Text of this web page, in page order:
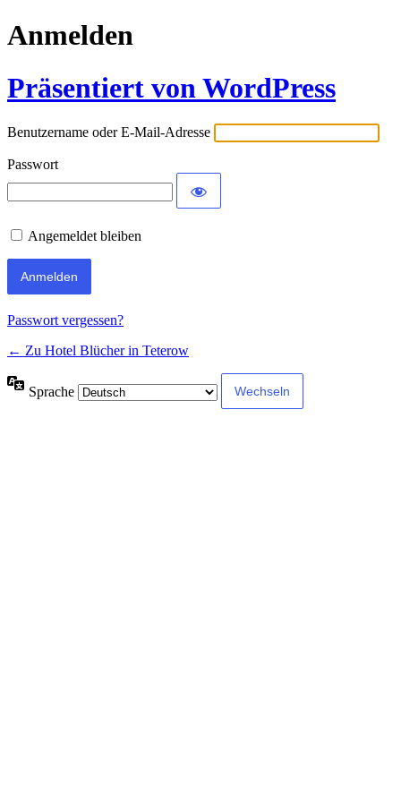
Anmelden
Präsentiert von WordPress
Benutzername oder E-Mail-Adresse
Passwort
Angemeldet bleiben
Passwort vergessen?
← Zu Hotel Blücher in Teterow
Sprache